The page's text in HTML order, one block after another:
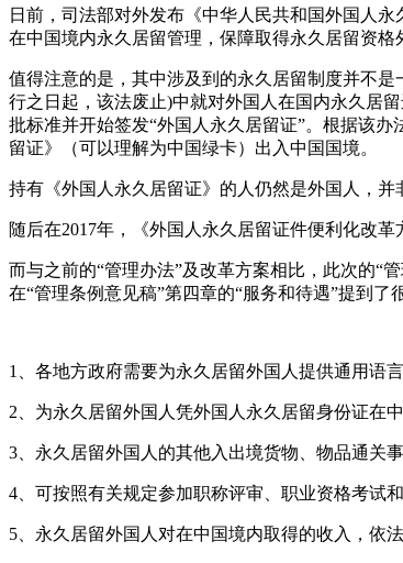
日前，司法部对外发布《中华人民共和国外国人
在中国境内永久居留管理，保障取得永久居留资
值得注意的是，其中涉及到的永久居留制度并不
行之日起，该法废止)中就对外国人在国内永久居
批标准并开始签发“外国人永久居留证”。根据该
留证》（可以理解为中国绿卡）出入中国国境。
持有《外国人永久居留证》的人仍然是外国人，
随后在2017年，《外国人永久居留证件便利化改
而与之前的“管理办法”及改革方案相比，此次的“
在“管理条例意见稿”第四章的“服务和待遇”提到
1、各地方政府需要为永久居留外国人提供通用语
2、为永久居留外国人凭外国人永久居留身份证在
3、永久居留外国人的其他入出境货物、物品通关
4、可按照有关规定参加职称评审、职业资格考试
5、永久居留外国人对在中国境内取得的收入，依